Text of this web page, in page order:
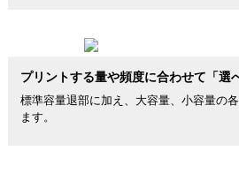
プリントする量や頻度に合わせて「選
標準容量退部に加え、大容量、小容量の
ます。